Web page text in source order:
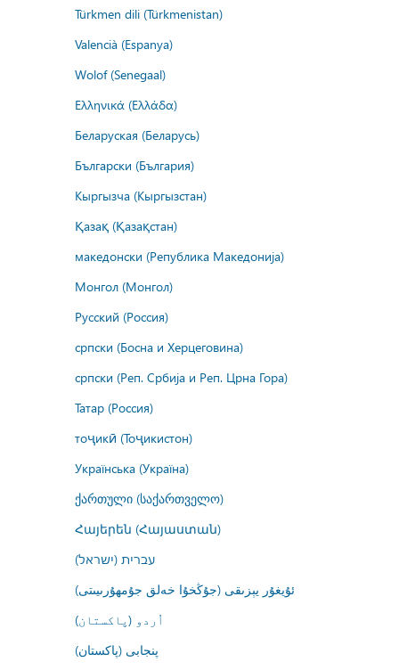
Türkmen dili (Türkmenistan)
Valencià (Espanya)
Wolof (Senegaal)
Ελληνικά (Ελλάδα)
Беларуская (Беларусь)
Български (България)
Кыргызча (Кыргызстан)
Қазақ (Қазақстан)
македонски (Република Македонија)
Монгол (Монгол)
Русский (Россия)
српски (Босна и Херцеговина)
српски (Реп. Србија и Реп. Црна Гора)
Татар (Россия)
тоҷикӣ (Тоҷикистон)
Українська (Україна)
ქართული (საქართველო)
Հայերեն (Հայաստան)
עברית (ישראל)
ئۇيغۇر يېزىقى (جۇڭخۇا خەلق جۇمھۇرىيىتى)
اُردو (پاکستان)
پنجابی (پاکستان)